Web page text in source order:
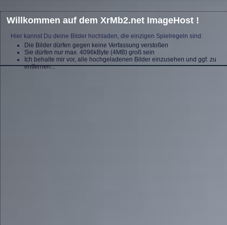
Willkommen auf dem XrMb2.net ImageHost !
Hier kannst Du deine Bilder hochladen, die einzigen Spielregeln sind:
Die Bilder dürfen gegen keine Verfassung verstoßen
Sie dürfen nur max. 4096kByte (4MB) groß sein
Ich behalte mir vor, alle hochgeladenen Bilder einzusehen und ggf. zu
entfernen...